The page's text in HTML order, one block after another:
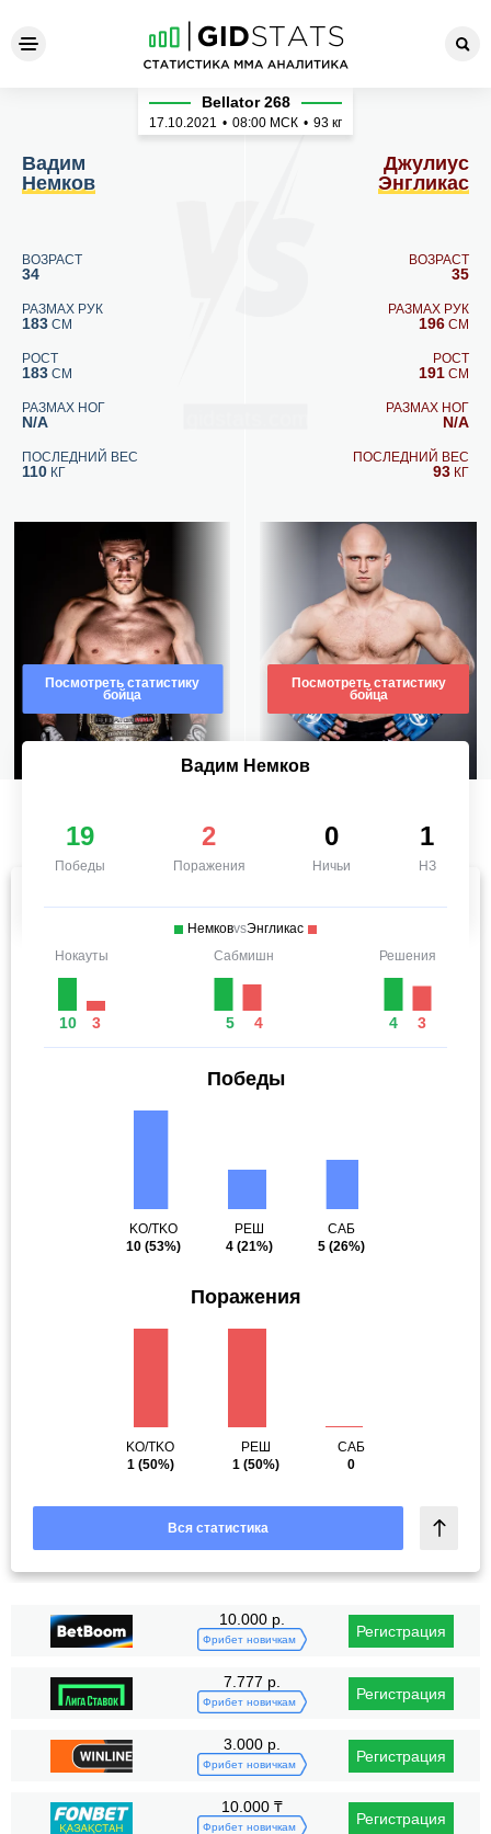
Вадим Немков - Джулиус
Вадим
Немков
ВОЗРАСТ
34
РАЗМАХ РУК
183 СМ
РОСТ
183 СМ
РАЗМАХ НОГ
N/A
ПОСЛЕДНИЙ ВЕС
110 КГ
Посмотреть статистику
бойца
Bellator 268
17.10.2021 • 08:00 МСК • 93 кг
Джулиус
Энгликас
ВОЗРАСТ
35
РАЗМАХ РУК
196 СМ
РОСТ
191 СМ
РАЗМАХ НОГ
N/A
ПОСЛЕДНИЙ ВЕС
93 КГ
Посмотреть статистику
бойца
Вадим Немков
19
Победы
2
Поражения
0
Ничьи
1
НЗ
НемковvsЭнгликас
Нокауты
10 3
Сабмишн
5 4
Решения
4 3
Победы
KO/TKO
10 (53%)
РЕШ
4 (21%)
САБ
5 (26%)
Поражения
KO/TKO
1(50%)
РЕШ
1 (50%)
САБ
0
Вся статистика
10.000 р.
Фрибет новичкам Регистрация
7.777 р.
Фрибет новичкам Регистрация
3.000 р.
Фрибет новичкам Регистрация
10.000 ₸
Фрибет новичкам Регистрация